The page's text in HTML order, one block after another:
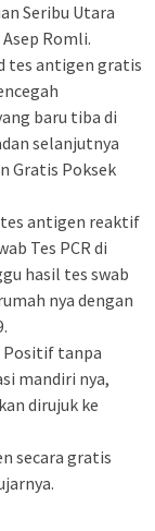
Seribu Utara
Romli.
tes antigen gratis
baru tiba di
selanjutnya
Gratis Poksek
antigen reaktif
Tes PCR di
hasil tes swab
nya dengan
Positif tanpa
mandiri nya,
dirujuk ke
secara gratis